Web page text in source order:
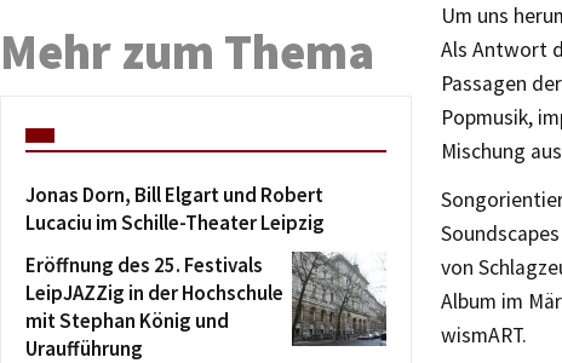
Um uns
Als Antwort
Passagen
Popmusik,
Mischung
von
Album im
wismART.
Mehr zum Thema
Jonas Dorn, Bill Elgart und Robert
Lucaciu im Schille-Theater Leipzig
Eröffnung des 25. Festivals
LeipJAZZig in der Hochschule
mit Stephan König und
Uraufführung